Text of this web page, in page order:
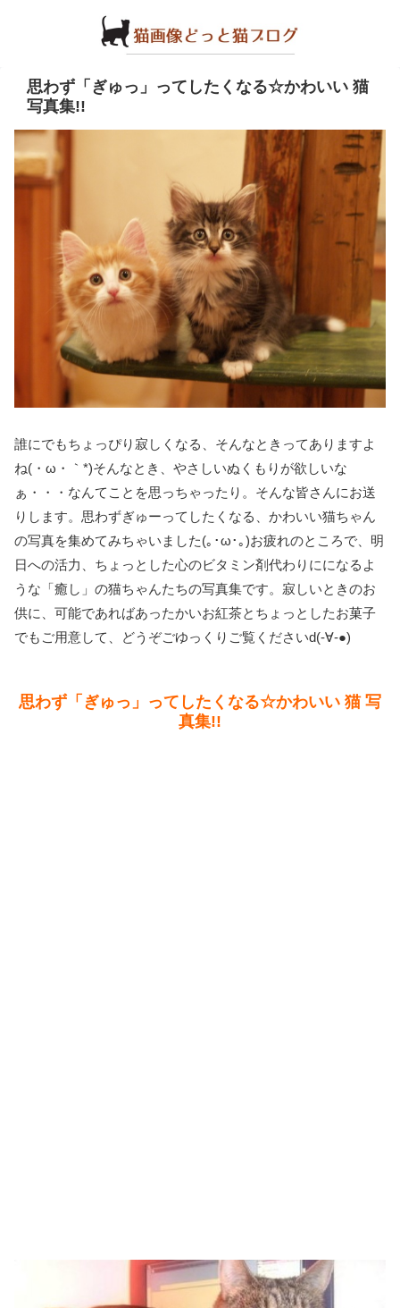
思わず「ぎゅっ」ってしたくなる☆かわいい 猫
写真集!!
誰にでもちょっぴり寂しくなる、そんなときってありますよ
ね(・ω・｀*)そんなとき、やさしいぬくもりが欲しいな
ぁ・・・なんてことを思っちゃったり。そんな皆さんにお送
りします。思わずぎゅーってしたくなる、かわいい猫ちゃん
の写真を集めてみちゃいました(｡･ω･｡)お疲れのところで、明
日への活力、ちょっとした心のビタミン剤代わりにになるよ
うな「癒し」の猫ちゃんたちの写真集です。寂しいときのお
供に、可能であればあったかいお紅茶とちょっとしたお菓子
でもご用意して、どうぞごゆっくりご覧くださいd(-∀-●)
思わず「ぎゅっ」ってしたくなる☆かわいい 猫 写
真集!!